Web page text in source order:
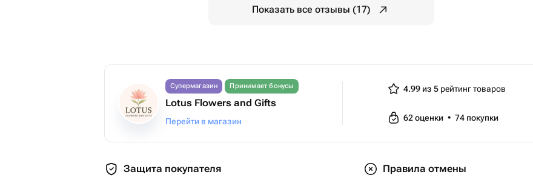
Показать все отзывы (17)
Супермагазин Принимает бонусы
Lotus Flowers and Gifts
Перейти в магазин
4.99 из 5рейтинг товаров
62оценки • 74 покупки
Защита покупателя Правила отмены